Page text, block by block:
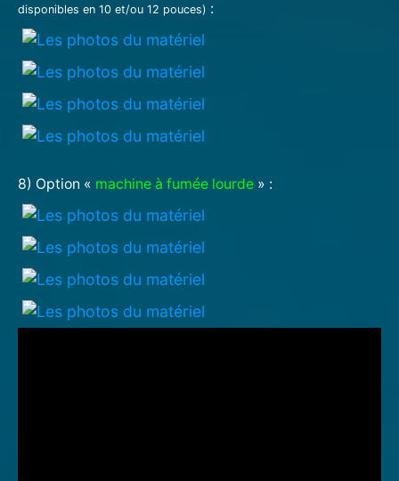
disponibles en 10 et/ou 12 pouces) :
8) Option « machine à fumée lourde » :